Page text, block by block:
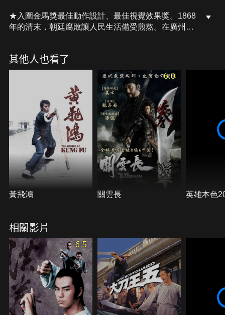
★入圍金馬獎最佳動作設計、最佳視覺效果獎。1868
年的清末，朝廷腐敗讓人民生活備受煎熬。在廣州，
火熱之中。在外界看來，黃埔港是個繁榮並充滿機會
地方，但深入其中，會發現這裡其實是人間煉獄。黑
虎幫的老闆雷公因一個新兵手下阿飛，以過人身手及
膽識直取北海幫子首領的頭腦，而讓黑虎幫獨霸一
方，不但靠鴉片賺進大筆銀兩，更進行著卑鄙的販賣
人口勾當，雷公更視阿飛如己出。其實，阿飛背後另
有故事，心中更另有計畫。他和肝膽相照的朋友們設
了陷阱，救下窮苦的人們，更公開與雷公進行生死決
鬥。黃埔港終於恢復了和平，也誕生了真正的英雄，
這是黃飛鴻故事的開始……
其他人也看了
黃飛鴻
6.0
關雲長 英雄本色
相關影片
6.5